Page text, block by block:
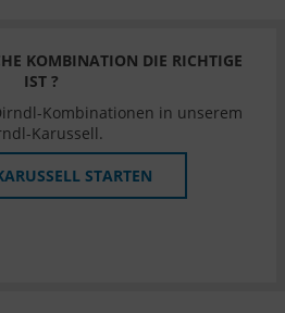
KOMBINATION DIE RICHTIGE
IST ?
Kombinationen in unserem
Karussell.
STARTEN